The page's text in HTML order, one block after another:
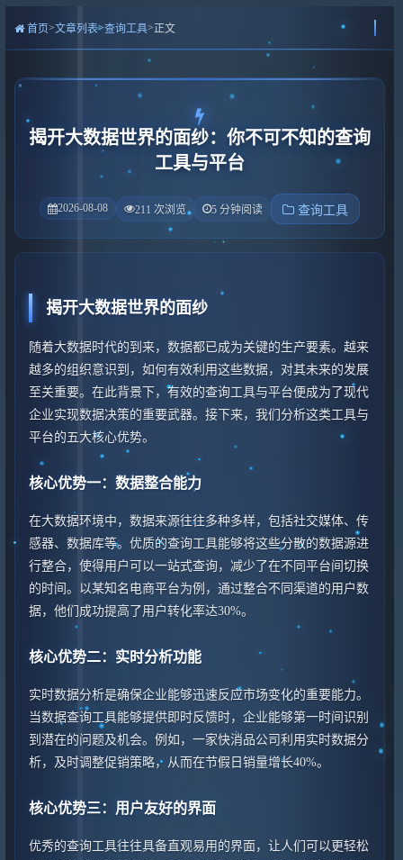
首页>文章列表>查询工具>正文
揭开大数据世界的面纱：你不可不知的查询
工具与平台
2026-08-08 211 次浏览 5 分钟阅读 查询工具
揭开大数据世界的面纱
随着大数据时代的到来，数据都已成为关键的生产要素。越来
越多的组织意识到，如何有效利用这些数据，对其未来的发展
至关重要。在此背景下，有效的查询工具与平台便成为了现代
企业实现数据决策的重要武器。接下来，我们分析这类工具与
平台的五大核心优势。
核心优势一：数据整合能力
在大数据环境中，数据来源往往多种多样，包括社交媒体、传
感器、数据库等。优质的查询工具能够将这些分散的数据源进
行整合，使得用户可以一站式查询，减少了在不同平台间切换
的时间。以某知名电商平台为例，通过整合不同渠道的用户数
据，他们成功提高了用户转化率达30%。
核心优势二：实时分析功能
实时数据分析是确保企业能够迅速反应市场变化的重要能力。
当数据查询工具能够提供即时反馈时，企业能够第一时间识别
到潜在的问题及机会。例如，一家快消品公司利用实时数据分
析，及时调整促销策略，从而在节假日销量增长40%。
核心优势三：用户友好的界面
优秀的查询工具往往具备直观易用的界面，让人们可以更轻松